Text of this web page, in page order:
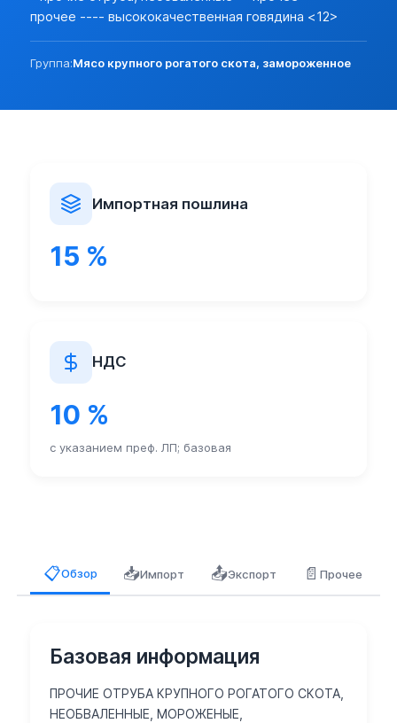
Разреш. прочие:
нет (базовая)
Прочие особености:
Экспорт:
Лицензирование:
нет (базовая)
прочее ---- высококачественная говядина <12>
Группа:Мясо крупного рогатого скота, замороженное
Импортная пошлина
15 %
НДС
10 %
с указанием преф. ЛП; базовая
📋Обзор 📥Импорт 📤Экспорт 📄Прочее
Базовая информация
ПРОЧИЕ ОТРУБА КРУПНОГО РОГАТОГО СКОТА,
НЕОБВАЛЕННЫЕ, МОРОЖЕНЫЕ,